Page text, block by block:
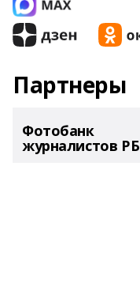
Партнеры
Фотобанк
журналистов РБ